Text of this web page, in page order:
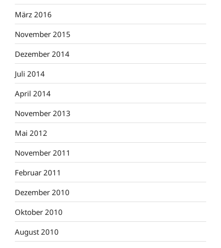
März 2016
November 2015
Dezember 2014
Juli 2014
April 2014
November 2013
Mai 2012
November 2011
Februar 2011
Dezember 2010
Oktober 2010
August 2010